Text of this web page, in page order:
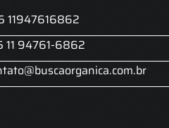
11947616862
11 94761-6862